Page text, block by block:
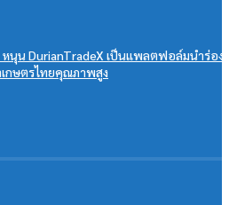
หนุน DurianTradeX เป็นแพลตฟอล์มนำร่อง
กษตรไทยคุณภาพสูง